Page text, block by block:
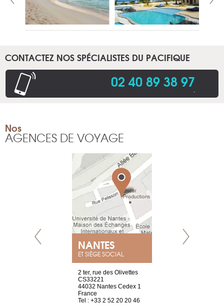
CONTACTEZ NOS SPÉCIALISTES DU PACIFIQUE
02 40 89 38 97.
Nos
AGENCES DE VOYAGE
NANTES
ET SIÈGE SOCIAL
2 ter, rue des Olivettes
CS33221
44032 Nantes Cedex 1
France
Tel : +33 2 52 20 20 46